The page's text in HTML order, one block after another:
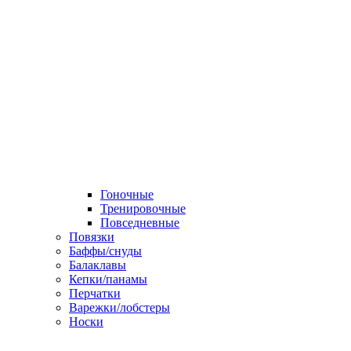
Гоночные
Тренировочные
Повседневные
Повязки
Баффы/снуды
Балаклавы
Кепки/панамы
Перчатки
Варежки/лобстеры
Носки